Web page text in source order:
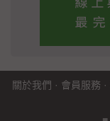
關於我們 · 會員服務 ·